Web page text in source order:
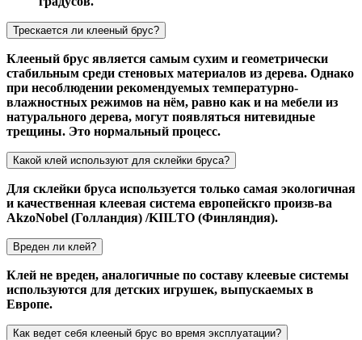
Трескается ли клееный брус?
Клееный брус является самым сухим и геометрически
стабильным среди стеновых материалов из дерева. Однако
при несоблюдении рекомендуемых температурно-
влажностных режимов на нём, равно как и на мебели из
натурального дерева, могут появляться нитевидные
трещины. Это нормальный процесс.
Какой клей используют для склейки бруса?
Для склейки бруса используется только самая экологичная
и качественная клеевая система европейскго произв-ва
AkzoNobel (Голландия) /KIILTO (Финляндия).
Вреден ли клей?
Клей не вреден, аналогичные по составу клеевые системы
используются для детских игрушек, выпускаемых в
Европе.
Как ведет себя клееный брус во время эксплуатации?